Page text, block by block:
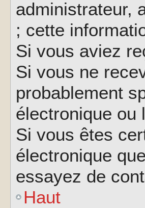
administrateur,
; cette
Si vous aviez
Si vous ne
probablement
électronique ou
Si vous êtes
électronique
essayez de
Haut